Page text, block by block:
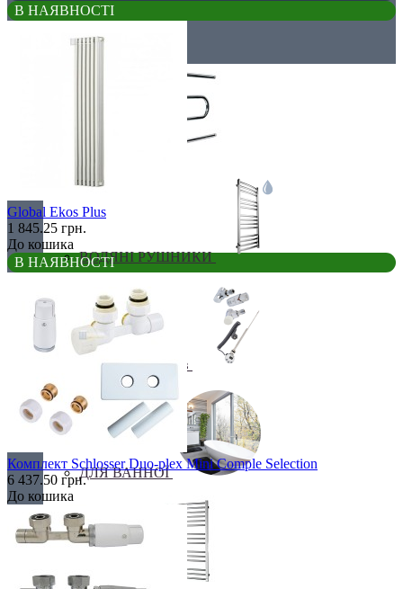
Рушникосушки
ВОДЯНІ РУШНИКИ
Все для рушників
ДЛЯ ВАННОЇ
Драбинка
В НАЯВНОСТІ
Global Ekos Plus
1 845.25 грн.
До кошика
В НАЯВНОСТІ
Комплект Schlosser Duo-plex Mini Comple Selection
6 437.50 грн.
До кошика